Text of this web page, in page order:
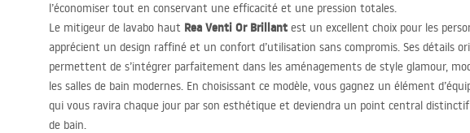
l’économiser tout en conservant une efficacité et une pression totales.
Le mitigeur de lavabo haut Rea Venti Or Brillant est un excellent choix pour les
apprécient un design raffiné et un confort d’utilisation sans compromis. Ses détails
permettent de s’intégrer parfaitement dans les aménagements de style glamour,
les salles de bain modernes. En choisissant ce modèle, vous gagnez un élément
qui vous ravira chaque jour par son esthétique et deviendra un point central
de bain.